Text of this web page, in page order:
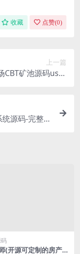
收藏 点赞(0)
上一篇
CBT矿池源码usdt
源码-完整搭
(开源可定制的房产管